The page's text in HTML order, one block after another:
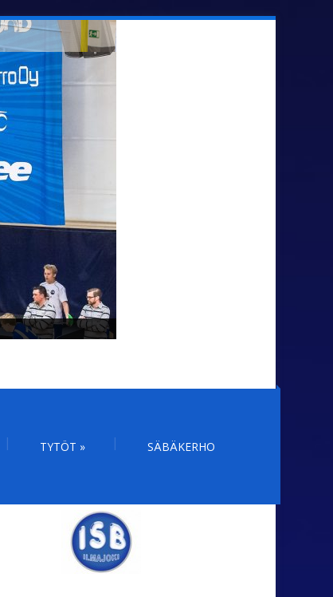
TYTÖT » SÄBÄKERHO